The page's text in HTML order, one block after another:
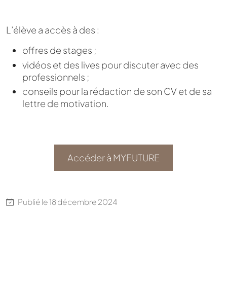
L’élève a accès à des :
offres de stages ;
vidéos et des lives pour discuter avec des
professionnels ;
conseils pour la rédaction de son CV et de sa
lettre de motivation.
Accéder à MYFUTURE
Publié le18 décembre 2024